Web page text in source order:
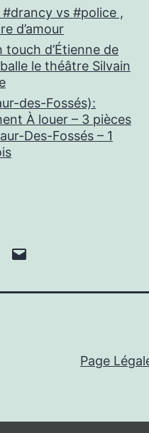
vs #police ,
d’amour
touch d’Étienne de
le théâtre Silvain
des-Fossés):
À louer – 3 pièces
Des-Fossés – 1
Page